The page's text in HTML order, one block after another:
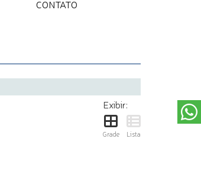
CONTATO
Exibir:
Grade Lista